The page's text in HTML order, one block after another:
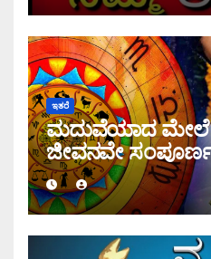
ಇತರೆ
ಮದುವೆಯಾದ
ಜೀವನವೇ